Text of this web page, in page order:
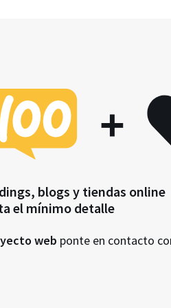
+
blogs y tiendas online
el mínimo detalle
web ponte en contacto